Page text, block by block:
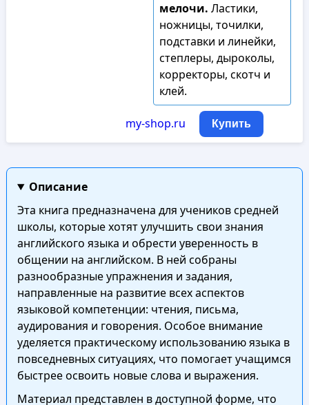
мелочи. Ластики,
ножницы, точилки,
подставки и линейки,
степлеры, дыроколы,
корректоры, скотч и
клей.
my-shop.ru Купить
Описание
Эта книга предназначена для учеников средней
школы, которые хотят улучшить свои знания
английского языка и обрести уверенность в
общении на английском. В ней собраны
разнообразные упражнения и задания,
направленные на развитие всех аспектов
языковой компетенции: чтения, письма,
аудирования и говорения. Особое внимание
уделяется практическому использованию языка в
повседневных ситуациях, что помогает учащимся
быстрее освоить новые слова и выражения.
Материал представлен в доступной форме, что